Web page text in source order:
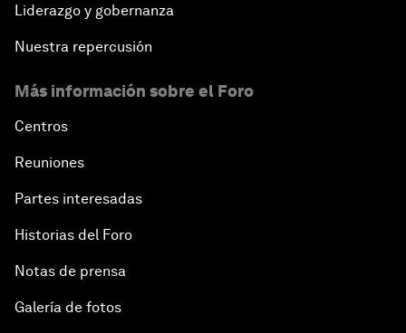
Liderazgo y gobernanza
Nuestra repercusión
Más información sobre el Foro
Centros
Reuniones
Partes interesadas
Historias del Foro
Notas de prensa
Galería de fotos